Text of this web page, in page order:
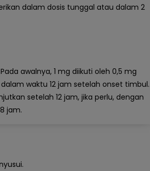
dalam dosis tunggal atau dalam 2
awalnya, 1 mg diikuti oleh 0,5 mg
waktu 12 jam setelah onset timbul.
setelah 12 jam, jika perlu, dengan
jam.